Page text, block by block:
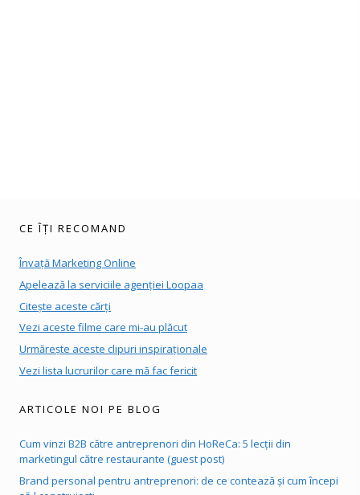
CE ÎȚI RECOMAND
Învață Marketing Online
Apelează la serviciile agenției Loopaa
Citește aceste cărți
Vezi aceste filme care mi-au plăcut
Urmărește aceste clipuri inspiraționale
Vezi lista lucrurilor care mă fac fericit
ARTICOLE NOI PE BLOG
Cum vinzi B2B către antreprenori din HoReCa: 5 lecții din
marketingul către restaurante (guest post)
Brand personal pentru antreprenori: de ce contează și cum începi